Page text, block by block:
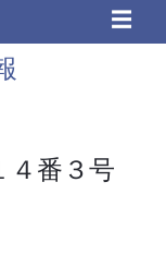
☰
４番３号